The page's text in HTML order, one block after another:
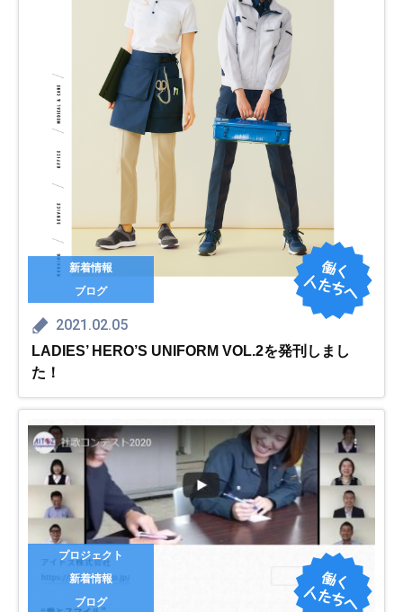
新着情報
ブログ
2021.02.05
LADIES’ HERO’S UNIFORM VOL.2を発刊しまし
た！
プロジェクト
新着情報
ブログ